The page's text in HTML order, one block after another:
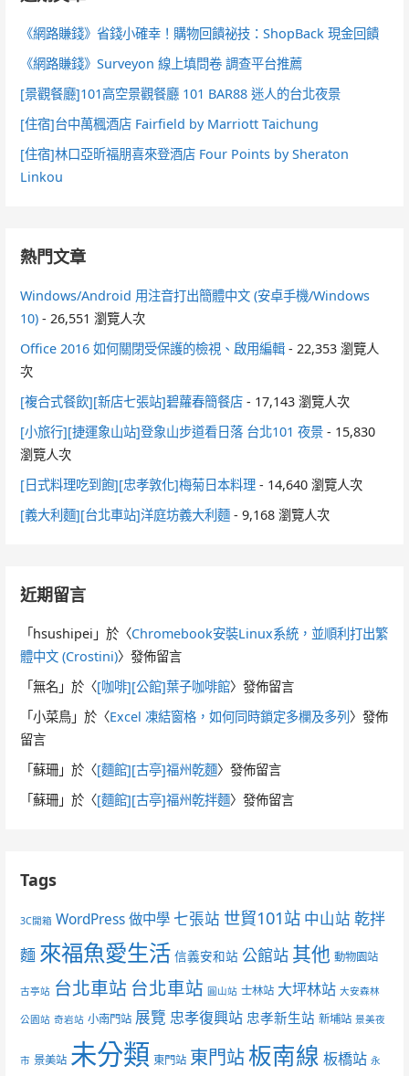
《網路賺錢》省錢小確幸！購物回饋祕技：ShopBack 現金回饋
《網路賺錢》Surveyon 線上填問卷 調查平台推薦
[景觀餐廳]101高空景觀餐廳 101 BAR88 迷人的台北夜景
[住宿]台中萬楓酒店 Fairfield by Marriott Taichung
[住宿]林口亞昕福朋喜來登酒店 Four Points by Sheraton
Linkou
熱門文章
Windows/Android 用注音打出簡體中文 (安卓手機/Windows
10) - 26,551 瀏覽人次
Office 2016 如何關閉受保護的檢視、啟用編輯 - 22,353 瀏覽人
次
[複合式餐飲][新店七張站]碧蘿春簡餐店 - 17,143 瀏覽人次
[小旅行][捷運象山站]登象山步道看日落 台北101 夜景 - 15,830
瀏覽人次
[日式料理吃到飽][忠孝敦化]梅菊日本料理 - 14,640 瀏覽人次
[義大利麵][台北車站]洋庭坊義大利麵 - 9,168 瀏覽人次
近期留言
「hsushipei 」於〈Chromebook安裝Linux系統，並順利打出繁
體中文 (Crostini)〉發佈留言
「無名 」於〈[咖啡][公館]葉子咖啡館〉發佈留言
「小菜鳥 」於〈Excel 凍結窗格，如何同時鎖定多欄及多列〉發佈
留言
「蘇珊 」於〈[麵館][古亭]福州乾麵〉發佈留言
「蘇珊 」於〈[麵館][古亭]福州乾拌麵〉發佈留言
Tags
3C開箱 WordPress 做中學 七張站 世貿101站 中山站 乾拌
麵 來福魚愛生活 信義安和站 公館站 其他 動物園站
古亭站 台北車站 台北車站 圓山站 士林站 大坪林站 大安森林
公園站 奇岩站 小南門站 展覽 忠孝復興站 忠孝新生站 新埔站 景美夜
市 景美站 未分類 東門站 東門站板南線 板橋站 永